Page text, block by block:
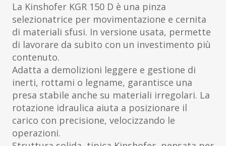
La Kinshofer KGR 150 D è una pinza
selezionatrice per movimentazione e cernita
di materiali sfusi. In versione usata, permette
di lavorare da subito con un investimento più
contenuto.
Adatta a demolizioni leggere e gestione di
inerti, rottami o legname, garantisce una
presa stabile anche su materiali irregolari. La
rotazione idraulica aiuta a posizionare il
carico con precisione, velocizzando le
operazioni.